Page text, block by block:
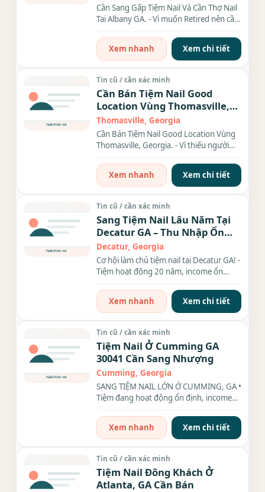
Cần Sang Gấp Tiệm Nail Và Cần Thợ Nail
Tại Albany GA. - Vì muốn Retired nên cần
Xem nhanh
Xem chi tiết
Tin cũ / cần xác minh
Cần Bán Tiệm Nail Good
Location Vùng Thomasville,
Georgia.
Thomasville, Georgia
Cần Bán Tiệm Nail Good Location Vùng
Thomasville, Georgia. - Vì thiếu người
Xem nhanh
Xem chi tiết
Tin cũ / cần xác minh
Sang Tiệm Nail Lâu Năm Tại
Decatur GA – Thu Nhập Ổn
Định, Rent Rẻ
Decatur, Georgia
Cơ hội làm chủ tiệm nail tại Decatur GA! -
Tiệm hoạt động 20 năm, income ổn
Xem nhanh
Xem chi tiết
Tin cũ / cần xác minh
Tiệm Nail Ở Cumming GA
30041 Cần Sang Nhượng
Cumming, Georgia
SANG TIỆM NAIL LỚN Ở CUMMING, GA •
Tiệm đang hoạt động ổn định, income
Xem nhanh
Xem chi tiết
Tin cũ / cần xác minh
Tiệm Nail Đông Khách Ở
Atlanta, GA Cần Bán